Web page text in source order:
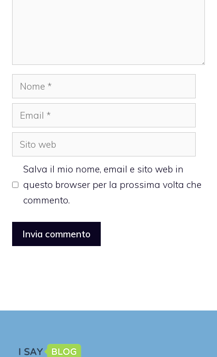
Nome
Email
Sito
web
Salva il mio nome, email e sito web in
questo browser per la prossima volta che
commento.